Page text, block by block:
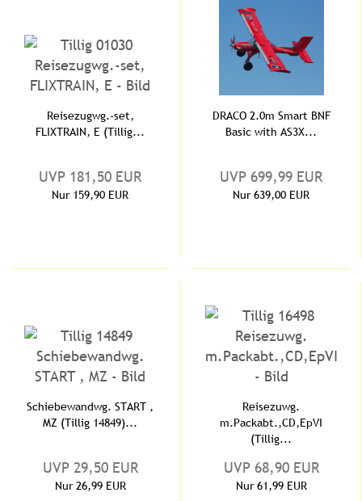
Reisezugwg.-set,
FLIXTRAIN, E (Tillig...
UVP 181,50 EUR
Nur 159,90 EUR
DRACO 2.0m Smart BNF
Basic with AS3X...
UVP 699,99 EUR
Nur 639,00 EUR
Schiebewandwg. START ,
MZ (Tillig 14849)...
UVP 29,50 EUR
Nur 26,99 EUR
Reisezuwg.
m.Packabt.,CD,EpVI
(Tillig...
UVP 68,90 EUR
Nur 61,99 EUR